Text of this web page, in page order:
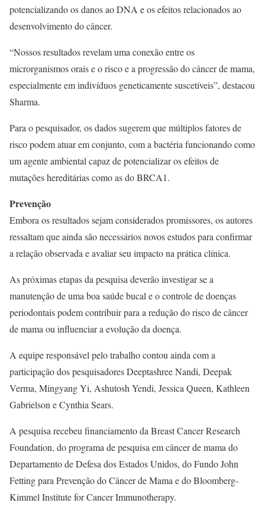
potencializando os danos ao DNA e os efeitos relacionados ao
desenvolvimento do câncer.
“Nossos resultados revelam uma conexão entre os
microrganismos orais e o risco e a progressão do câncer de mama,
especialmente em indivíduos geneticamente suscetíveis”, destacou
Sharma.
Para o pesquisador, os dados sugerem que múltiplos fatores de
risco podem atuar em conjunto, com a bactéria funcionando como
um agente ambiental capaz de potencializar os efeitos de
mutações hereditárias como as do BRCA1.
Prevenção
Embora os resultados sejam considerados promissores, os autores
ressaltam que ainda são necessários novos estudos para confirmar
a relação observada e avaliar seu impacto na prática clínica.
As próximas etapas da pesquisa deverão investigar se a
manutenção de uma boa saúde bucal e o controle de doenças
periodontais podem contribuir para a redução do risco de câncer
de mama ou influenciar a evolução da doença.
A equipe responsável pelo trabalho contou ainda com a
participação dos pesquisadoresDeeptashree Nandi, Deepak
Verma, Mingyang Yi, Ashutosh Yendi, Jessica Queen, Kathleen
GabrielsoneCynthia Sears.
A pesquisa recebeu financiamento daBreast Cancer Research
Foundation, do programa de pesquisa em câncer de mama do
Departamento de Defesa dos Estados Unidos, do Fundo John
Fetting para Prevenção do Câncer de Mama e doBloomberg-
Kimmel Institute for Cancer Immunotherapy.